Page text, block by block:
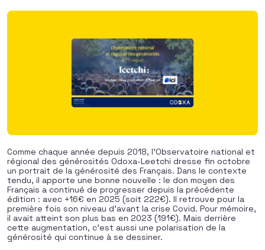
Comme chaque année depuis 2018, l’Observatoire national et
régional des générosités Odoxa-Leetchi dresse fin octobre
un portrait de la générosité des Français. Dans le contexte
tendu, il apporte une bonne nouvelle : le don moyen des
Français a continué de progresser depuis la précédente
édition : avec +16€ en 2025 (soit 222€). Il retrouve pour la
première fois son niveau d’avant la crise Covid. Pour mémoire,
il avait atteint son plus bas en 2023 (191€). Mais derrière
cette augmentation, c’est aussi une polarisation de la
générosité qui continue à se dessiner.